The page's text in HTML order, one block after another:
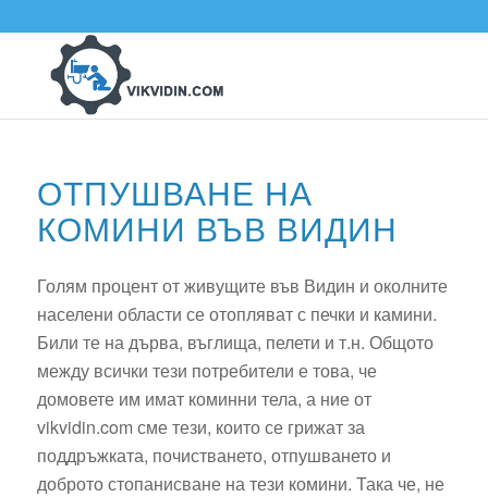
ОТПУШВАНЕ НА
КОМИНИ ВЪВ ВИДИН
Голям процент от живущите във Видин и околните
населени области се отопляват с печки и камини.
Били те на дърва, въглища, пелети и т.н. Общото
между всички тези потребители е това, че
домовете им имат коминни тела, а ние от
vikvidin.com сме тези, които се грижат за
поддръжката, почистването, отпушването и
доброто стопанисване на тези комини. Така че, не